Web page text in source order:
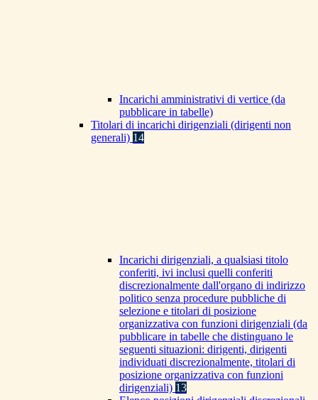
Incarichi amministrativi di vertice (da
pubblicare in tabelle)
Titolari di incarichi dirigenziali (dirigenti non
generali) 14
Incarichi dirigenziali, a qualsiasi titolo
conferiti, ivi inclusi quelli conferiti
discrezionalmente dall'organo di indirizzo
politico senza procedure pubbliche di
selezione e titolari di posizione
organizzativa con funzioni dirigenziali (da
pubblicare in tabelle che distinguano le
seguenti situazioni: dirigenti, dirigenti
individuati discrezionalmente, titolari di
posizione organizzativa con funzioni
dirigenziali) 13